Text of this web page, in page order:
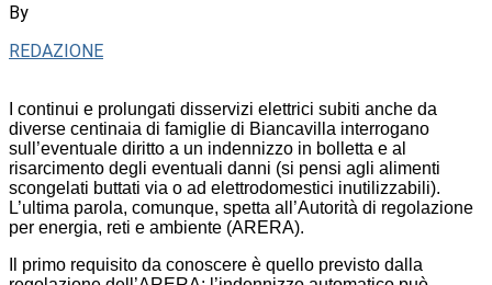
By
REDAZIONE
I continui e prolungati disservizi elettrici subiti anche da
diverse centinaia di famiglie di Biancavilla interrogano
sull’eventuale diritto a un indennizzo in bolletta e al
risarcimento degli eventuali danni (si pensi agli alimenti
scongelati buttati via o ad elettrodomestici inutilizzabili).
L’ultima parola, comunque, spetta all’Autorità di regolazione
per energia, reti e ambiente (ARERA).
Il primo requisito da conoscere è quello previsto dalla